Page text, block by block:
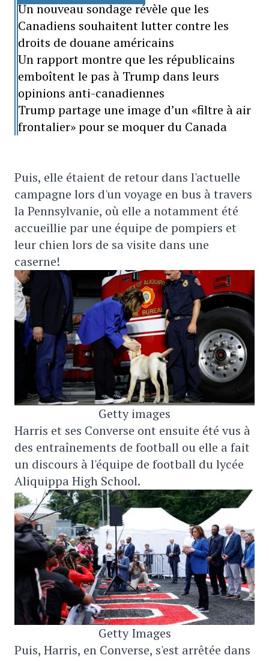
Un nouveau sondage révèle que les
Canadiens souhaitent lutter contre les
droits de douane américains
Un rapport montre que les républicains
emboîtent le pas à Trump dans leurs
opinions anti-canadiennes
Trump partage une image d’un «filtre à air
frontalier» pour se moquer du Canada
Puis, elle étaient de retour dans l'actuelle
campagne lors d'un voyage en bus à travers
la Pennsylvanie, où elle a notamment été
accueillie par une équipe de pompiers et
leur chien lors de sa visite dans une
caserne!
Getty images
Harris et ses Converse ont ensuite été vus à
des entraînements de football ou elle a fait
un discours à l'équipe de football du lycée
Aliquippa High School.
Getty Images
Puis, Harris, en Converse, s'est arrêtée dans